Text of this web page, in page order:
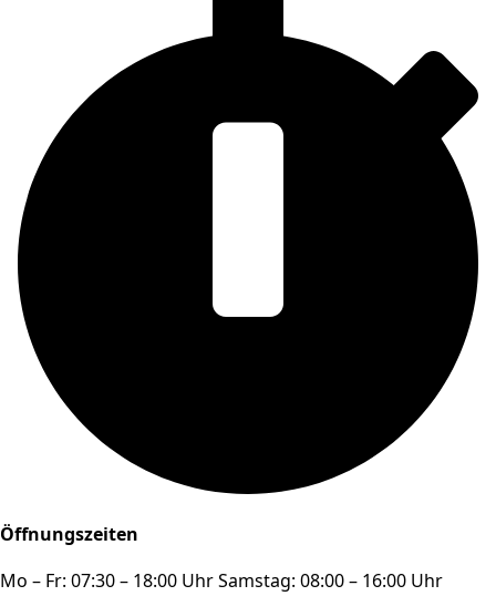
Öffnungszeiten
Mo – Fr: 07:30 – 18:00 Uhr Samstag: 08:00 – 16:00 Uhr